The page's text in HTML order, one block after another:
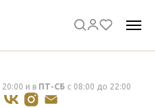
и в ПТ-СБ с 08:00 до 22:00